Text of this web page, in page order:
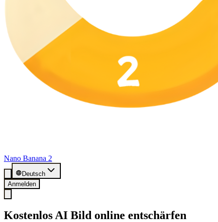
Nano Banana 2
Deutsch
Anmelden
Kostenlos AI Bild online entschärfen